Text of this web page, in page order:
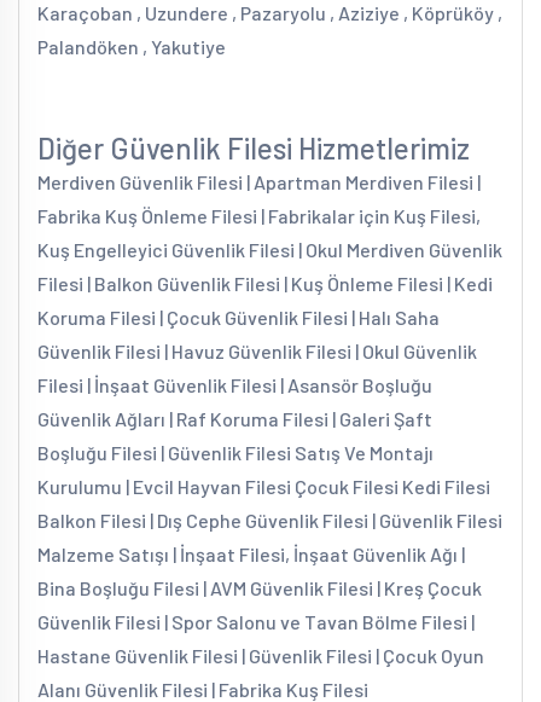
Karaçoban , Uzundere , Pazaryolu , Aziziye , Köprüköy ,
Palandöken , Yakutiye
Diğer Güvenlik Filesi Hizmetlerimiz
Merdiven Güvenlik Filesi | Apartman Merdiven Filesi |
Fabrika Kuş Önleme Filesi | Fabrikalar için Kuş Filesi,
Kuş Engelleyici Güvenlik Filesi | Okul Merdiven Güvenlik
Filesi | Balkon Güvenlik Filesi | Kuş Önleme Filesi | Kedi
Koruma Filesi | Çocuk Güvenlik Filesi | Halı Saha
Güvenlik Filesi | Havuz Güvenlik Filesi | Okul Güvenlik
Filesi | İnşaat Güvenlik Filesi | Asansör Boşluğu
Güvenlik Ağları | Raf Koruma Filesi | Galeri Şaft
Boşluğu Filesi | Güvenlik Filesi Satış Ve Montajı
Kurulumu | Evcil Hayvan Filesi Çocuk Filesi Kedi Filesi
Balkon Filesi | Dış Cephe Güvenlik Filesi | Güvenlik Filesi
Malzeme Satışı | İnşaat Filesi, İnşaat Güvenlik Ağı |
Bina Boşluğu Filesi | AVM Güvenlik Filesi | Kreş Çocuk
Güvenlik Filesi | Spor Salonu ve Tavan Bölme Filesi |
Hastane Güvenlik Filesi | Güvenlik Filesi | Çocuk Oyun
Alanı Güvenlik Filesi | Fabrika Kuş Filesi